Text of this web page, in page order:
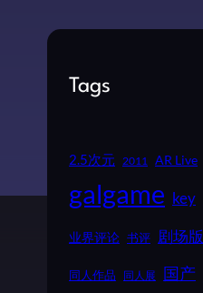
Tags
2.5次元 2011 AR Live
galgame key
业界评论 书评 剧场版
同人作品 同人展 国产